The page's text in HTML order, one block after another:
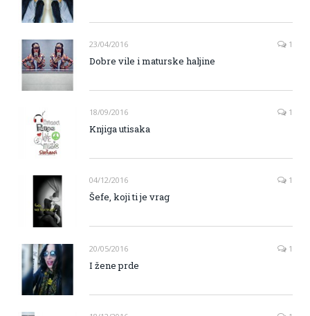
23/04/2016 1
Dobre vile i maturske haljine
18/09/2016 1
Knjiga utisaka
04/12/2016 1
Šefe, koji ti je vrag
20/05/2016 1
I žene prde